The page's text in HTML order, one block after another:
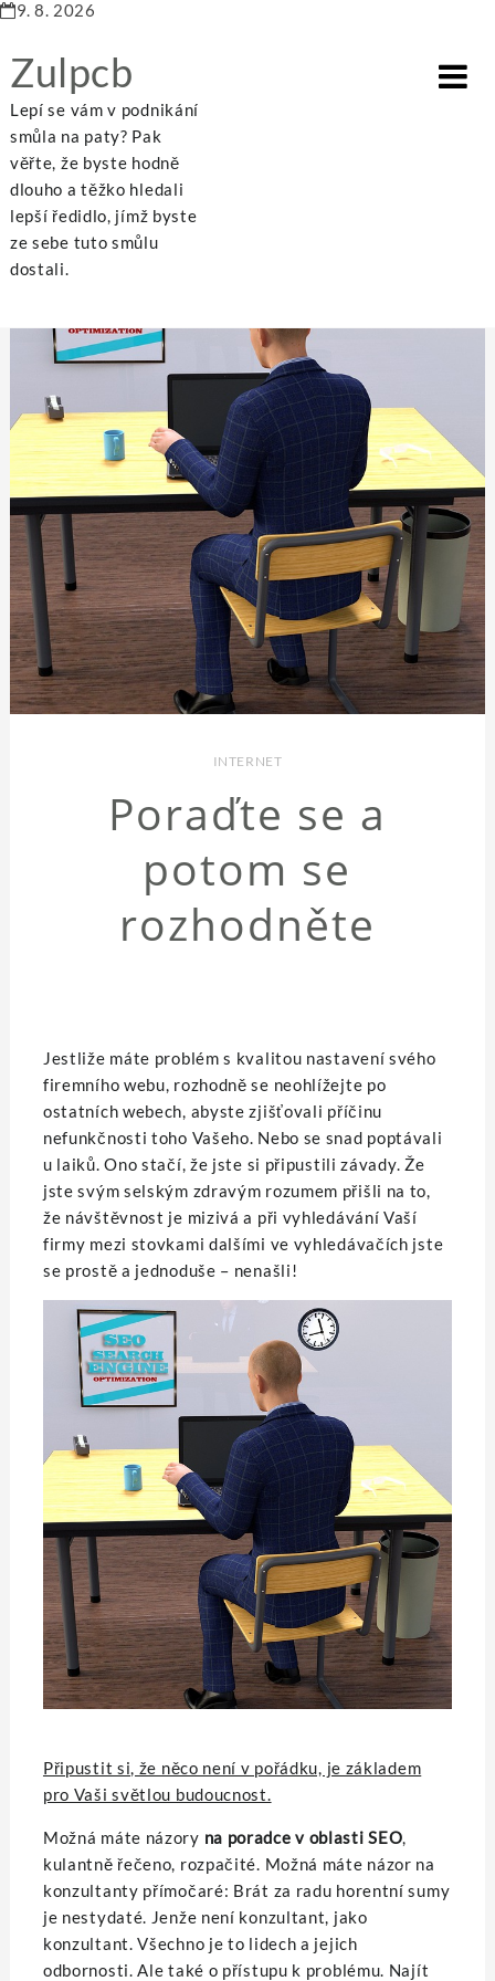
9. 8. 2026
Zulpcb
Lepí se vám v podnikání
smůla na paty? Pak
věřte, že byste hodně
dlouho a těžko hledali
lepší ředidlo, jímž byste
ze sebe tuto smůlu
dostali.
Home Internet Poraďte se a potom se rozhodněte
INTERNET
Poraďte se a
potom se
rozhodněte
Jestliže máte problém s kvalitou nastavení svého
firemního webu, rozhodně se neohlížejte po
ostatních webech, abyste zjišťovali příčinu
nefunkčnosti toho Vašeho. Nebo se snad poptávali
u laiků. Ono stačí, že jste si připustili závady. Že
jste svým selským zdravým rozumem přišli na to,
že návštěvnost je mizivá a při vyhledávání Vaší
firmy mezi stovkami dalšími ve vyhledávačích jste
se prostě a jednoduše – nenašli!
Připustit si, že něco není v pořádku, je základem
pro Vaši světlou budoucnost.
Možná máte názory na poradce v oblasti SEO,
kulantně řečeno, rozpačité. Možná máte názor na
konzultanty přímočaré: Brát za radu horentní sumy
je nestydaté. Jenže není konzultant, jako
konzultant. Všechno je to lidech a jejich
odbornosti. Ale také o přístupu k problému. Najít